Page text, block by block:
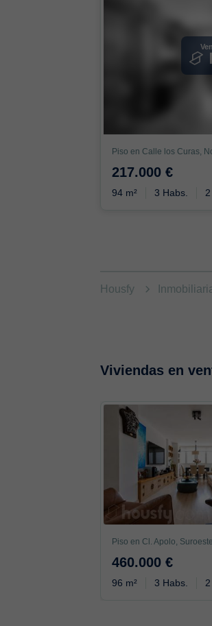
Piso en Calle los Curas,
217.000 €
94 m² 3 Habs.
Housfy
Viviendas en
460.000 €
96 m² 3 Habs.